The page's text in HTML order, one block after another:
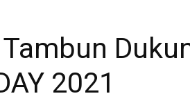
2021